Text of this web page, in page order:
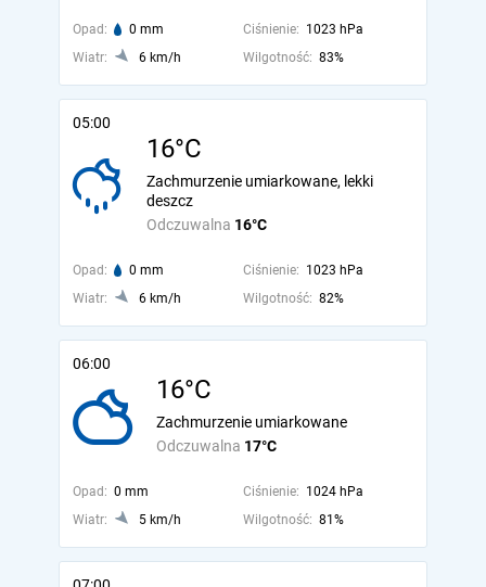
Opad: 0 mm Ciśnienie: 1023 hPa
Wiatr:
6 km/h Wilgotność: 83%
05:00
16°C
Odczuwalna 16°C
Zachmurzenie umiarkowane, lekki
deszcz
Opad: 0 mm Ciśnienie: 1023 hPa
Wiatr:
6 km/h Wilgotność: 82%
06:00
16°C
Odczuwalna 17°C
Zachmurzenie umiarkowane
Opad: 0 mm Ciśnienie: 1024 hPa
Wiatr:
5 km/h Wilgotność: 81%